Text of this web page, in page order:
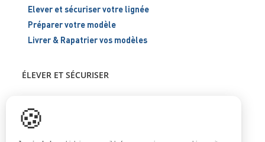
Elever et sécuriser votre lignée
Préparer votre modèle
Livrer & Rapatrier vos modèles
ÉLEVER ET SÉCURISER
Blog
🍪